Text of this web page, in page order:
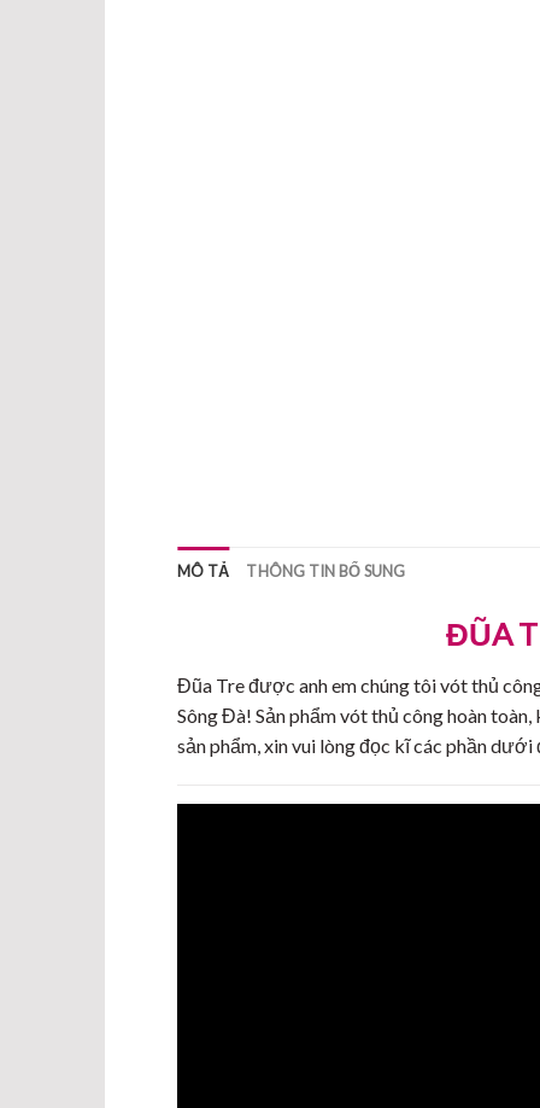
MÔ TẢ THÔNG TIN BỔ SUNG
ĐŨA
Đũa Tre được anh em chúng tôi vót thủ
Sông Đà! Sản phẩm vót thủ công hoàn
sản phẩm, xin vui lòng đọc kĩ các phần dưới